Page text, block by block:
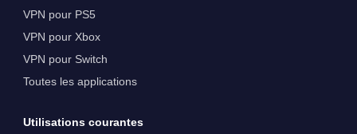
VPN pour PS5
VPN pour Xbox
VPN pour Switch
Toutes les applications
Utilisations courantes